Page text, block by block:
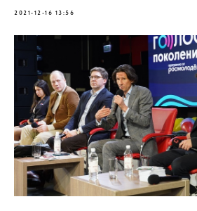
2021-12-16 13:56